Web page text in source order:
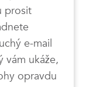
prosit
e-mail
vám ukáže,
opravdu